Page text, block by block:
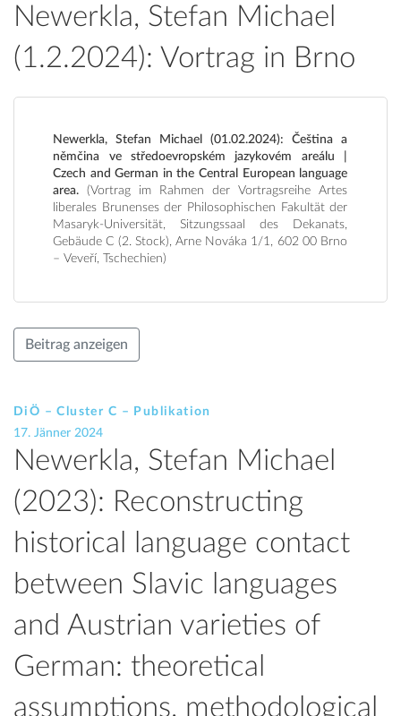
Newerkla, Stefan Michael
(1.2.2024): Vortrag in Brno
Newerkla, Stefan Michael (01.02.2024): Čeština a
němčina ve středoevropském jazykovém areálu |
Czech and German in the Central European language
area. (Vortrag im Rahmen der Vortragsreihe Artes
liberales Brunenses der Philosophischen Fakultät der
Masaryk-Universität, Sitzungssaal des Dekanats,
Gebäude C (2. Stock), Arne Nováka 1/1, 602 00 Brno
– Veveří, Tschechien)
Beitrag anzeigen
DiÖ – Cluster C – Publikation
17. Jänner 2024
Newerkla, Stefan Michael
(2023): Reconstructing
historical language contact
between Slavic languages
and Austrian varieties of
German: theoretical
assumptions, methodological